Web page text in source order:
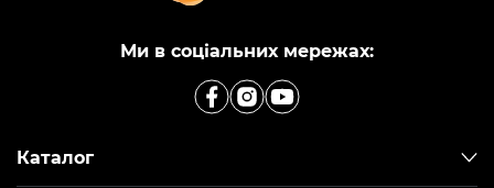
Ми в соціальних мережах:
Каталог